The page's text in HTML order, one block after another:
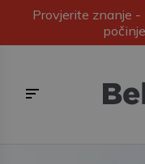
Provjerite znanje